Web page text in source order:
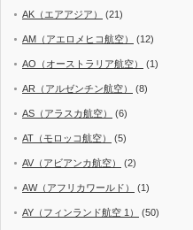
AK（エアアジア） (21)
AM（アエロメヒコ航空） (12)
AO（オーストラリア航空） (1)
AR（アルゼンチン航空） (8)
AS（アラスカ航空） (6)
AT（モロッコ航空） (5)
AV（アビアンカ航空） (2)
AW（アフリカワールド） (1)
AY（フィンランド航空 1） (50)